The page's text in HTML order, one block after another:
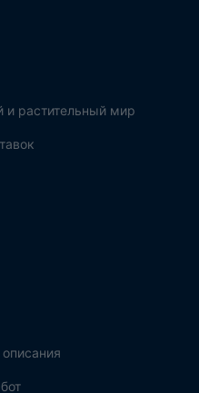
растительный мир